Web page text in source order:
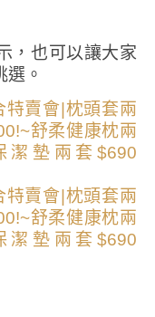
，也可以讓大家
。